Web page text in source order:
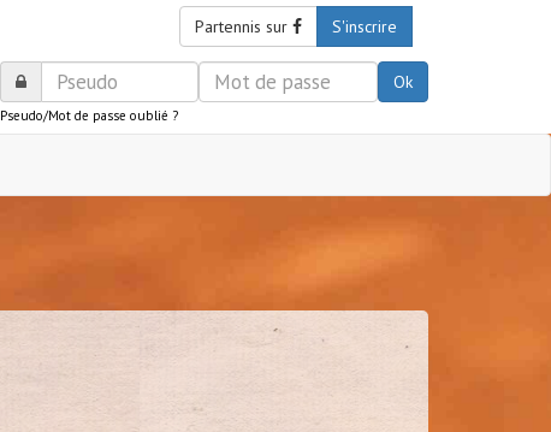
Partennis sur S'inscrire
Ok
Pseudo/Mot de passe oublié ?